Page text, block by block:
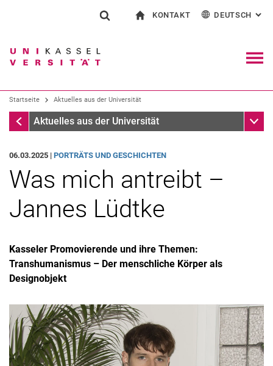
Springe direkt zu: Inhalt
Springe direkt zu: Suche
Springe direkt zu:
Suchen (öffnet externen Link in einem
KONTAKT
Kontakt für Presse und Öffentlichkeit
Einrichtungen suchen
DEUTSCH :
Startseite Aktuelles aus der Universität
Startseite
Aktuelles aus der Universität
06.03.2025 | PORTRÄTS UND GESCHICHTEN
Was mich antreibt –
Jannes Lüdtke
Kasseler Promovierende und ihre Themen:
Transhumanismus – Der menschliche Körper als
Designobjekt